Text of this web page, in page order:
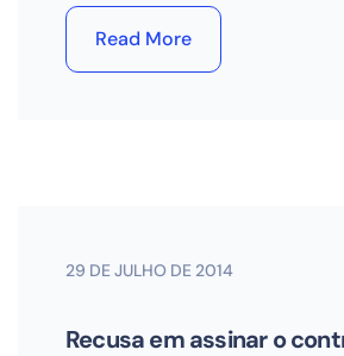
Read More
29 DE JULHO DE 2014
Recusa em assinar o